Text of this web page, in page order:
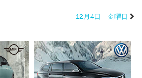
12月4日 金曜日